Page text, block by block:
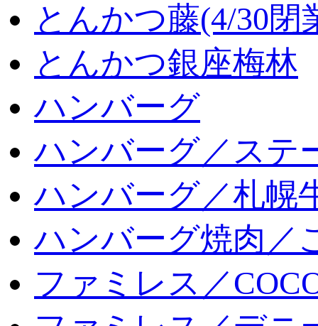
とんかつ藤(4/30閉
とんかつ銀座梅林
ハンバーグ
ハンバーグ／ステ
ハンバーグ／札幌
ハンバーグ焼肉／
ファミレス／